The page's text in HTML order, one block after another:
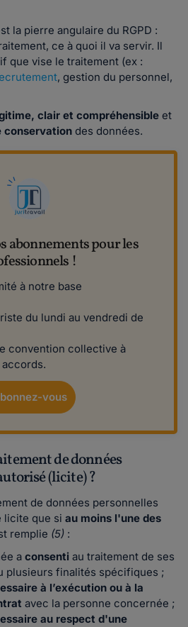
la pierre angulaire du RGPD :
ce à quoi il va servir. Il
que vise le traitement (ex :
, gestion du personnel,
clair et compréhensible et
conservation des données.
abonnements pour les
!
à notre base
du lundi au vendredi de
convention collective à
vous
de données
(licite) ?
de données personnelles
licite que si au moins l'une des
remplie (5) :
a consenti au traitement de ses
plusieurs finalités spécifiques ;
à l’exécution ou à la
avec la personne concernée ;
au respect d'une